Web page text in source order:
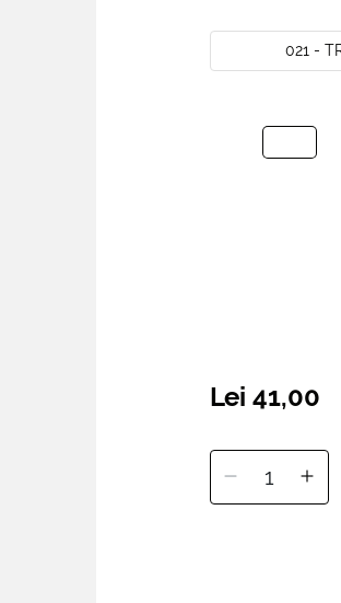
021 -
Lei 41,00
1